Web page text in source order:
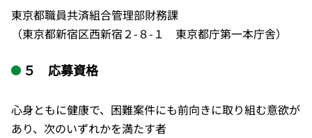
東京都職員共済組合管理部財務課
（東京都新宿区西新宿２-８-１ 東京都庁第一本庁舎）
５ 応募資格
心身ともに健康で、困難案件にも前向きに取り組む意欲が
あり、次のいずれかを満たす者